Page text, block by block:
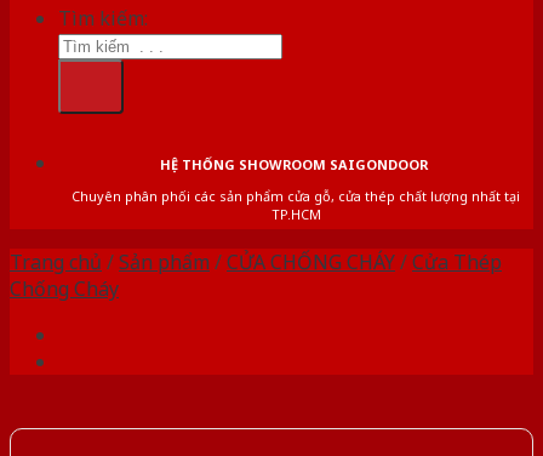
Tìm kiếm:
HỆ THỐNG SHOWROOM SAIGONDOOR
Chuyên phân phối các sản phẩm cửa gỗ, cửa thép chất lượng nhất tại
TP.HCM
Trang chủ /Sản phẩm /CỬA CHỐNG CHÁY/Cửa Thép
Chống Cháy